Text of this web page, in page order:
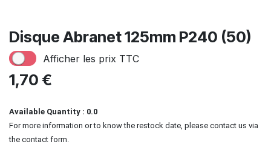
Disque Abranet 125mm P240 (50)
Afficher les prix TTC
1,70 €
Available Quantity : 0.0
For more information or to know the restock date, please contact us via
the contact form.